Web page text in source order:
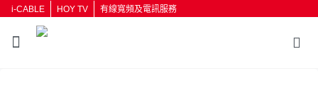
i-CABLE HOY TV 有線寬頻及電訊服務